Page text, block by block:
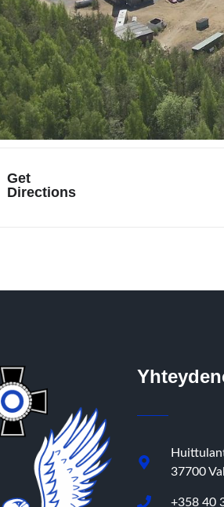
Get
Directions
37700
+358 40